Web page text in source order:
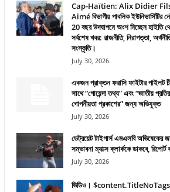
Cap-Haïtien: Alix Didier
Aimé বিভাগীয় পাবলিক ইউনিভার্সিটির
20 বছর উদযাপনে অংশ নিচ্ছেন হাইতি
সর্বশেষ খবর: রাজনীতি, নিরাপত্তা,
সংস্কৃতি।
July 30, 2026
একজন প্রাক্তন ফরাসি ফাইটার পাইলট
সাথে “গোয়েন্দা তথ্য” এবং “জাতীয়
গোপনীয়তা প্রকাশের” জন্য অভিযুক্ত
July 30, 2026
ডেট্রয়েট টাইগার্স এমএলবি অভিষেকের
সম্ভাবনা ম্যাক্স ক্লার্ককে ডাকবে, রিপোর্ট
July 30, 2026
ভিডিও। $content.TitleNoTags